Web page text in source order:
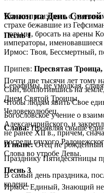
Что же произошло с
страхе бежавшие из
тюрьмы, бросать на арены
императоры,
Почти две тысячи лет тому
Сын, воплотившись на
Днем Святой Троицы.
Богословское учение о
Александрийского, и
не ранее XII в., причем,
посреди глухого
Празднику Пятидесятницы
В самый день праздника,
колени.
Канон на День
Песнь 1
Ирмос: Твоя, Бессмертный,
Припев: Пресвятая
Серафимы, не умолкая,
Чтобы людям явить Свое
Человеколюбец.
Слава:Проявляя свыше
И ныне:Отец не рожденный
Слова во утробе Девы.
Песнь 3
Ирмос: Единый, Знающий